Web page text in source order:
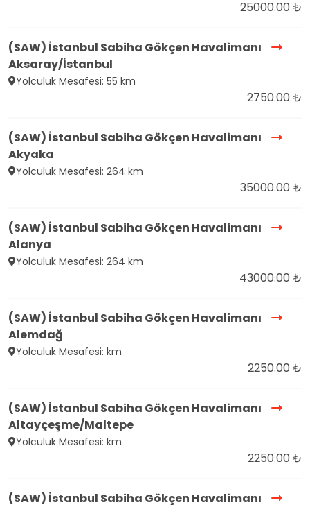
25000.00 ₺
(SAW) İstanbul Sabiha Gökçen Havalimanı
Aksaray/İstanbul
Yolculuk Mesafesi: 55 km
2750.00 ₺
(SAW) İstanbul Sabiha Gökçen Havalimanı
Akyaka
Yolculuk Mesafesi: 264 km
35000.00 ₺
(SAW) İstanbul Sabiha Gökçen Havalimanı
Alanya
Yolculuk Mesafesi: 264 km
43000.00 ₺
(SAW) İstanbul Sabiha Gökçen Havalimanı
Alemdağ
Yolculuk Mesafesi: km
2250.00 ₺
(SAW) İstanbul Sabiha Gökçen Havalimanı
Altayçeşme/Maltepe
Yolculuk Mesafesi: km
2250.00 ₺
(SAW) İstanbul Sabiha Gökçen Havalimanı